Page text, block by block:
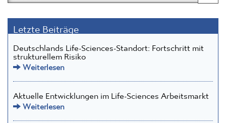
Letzte Beiträge
Deutschlands Life-Sciences-Standort: Fortschritt mit
strukturellem Risiko
Weiterlesen
Aktuelle Entwicklungen im Life-Sciences Arbeitsmarkt
Weiterlesen